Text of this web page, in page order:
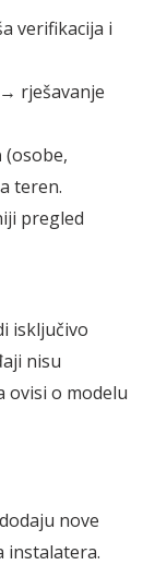
verifikacija i
→ rješavanje
(osobe,
teren.
pregled
isključivo
nisu
ovisi o modelu
nove
instalatera.